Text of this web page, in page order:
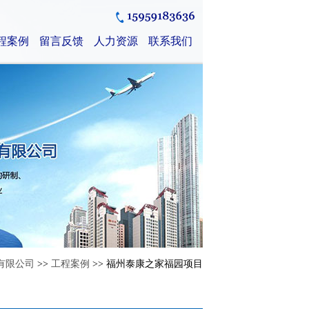
联系我们
人力资源
留言反馈
案例
限公司 >> 工程案例 >> 福州泰康之家福园项目